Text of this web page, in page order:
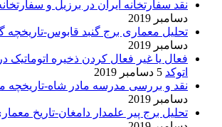
نقد سفارتخانه ایران در برزیل و
دسامبر 2019
تحلیل معماری برج گنبد قابوس-تاریخچه
دسامبر 2019
اتوکد 5 دسامبر 2019
نقد و بررسی مدرسه مادر شاه-تاریخچه
دسامبر 2019
تحلیل برج پیر علمدار دامغان-تاریخ